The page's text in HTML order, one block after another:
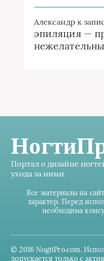
Александр к
эпиляция —
Портал о дизайне
ухода за ними.
Все материалы на
характер. Перед
необходима
© 2016 NogtiPro.com.
допускается только с